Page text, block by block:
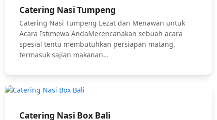
Catering Nasi Tumpeng
Catering Nasi Tumpeng Lezat dan Menawan untuk
Acara Istimewa AndaMerencanakan sebuah acara
spesial tentu membutuhkan persiapan matang,
termasuk sajian makanan…
Catering Nasi Box Bali